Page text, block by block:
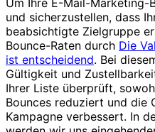
Um Ihre E-Mail-Marketing-
und sicherzustellen, dass
beabsichtigte Zielgruppe
Bounce-Raten durch Die
ist entscheidend. Bei
Gültigkeit und
Ihrer Liste überprüft,
Bounces reduziert und die
Kampagne verbessert. In